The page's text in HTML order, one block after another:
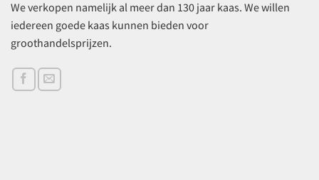
We verkopen namelijk al meer dan 130 jaar kaas. We willen
iedereen goede kaas kunnen bieden voor
groothandelsprijzen.